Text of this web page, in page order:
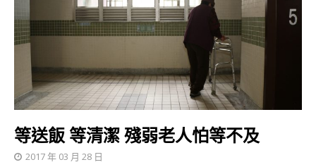
等送飯 等清潔 殘弱老人怕等不及
2017 年 03 月 28 日